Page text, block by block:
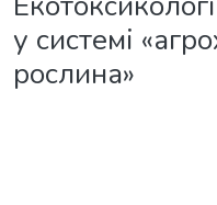
у системі
рослина»